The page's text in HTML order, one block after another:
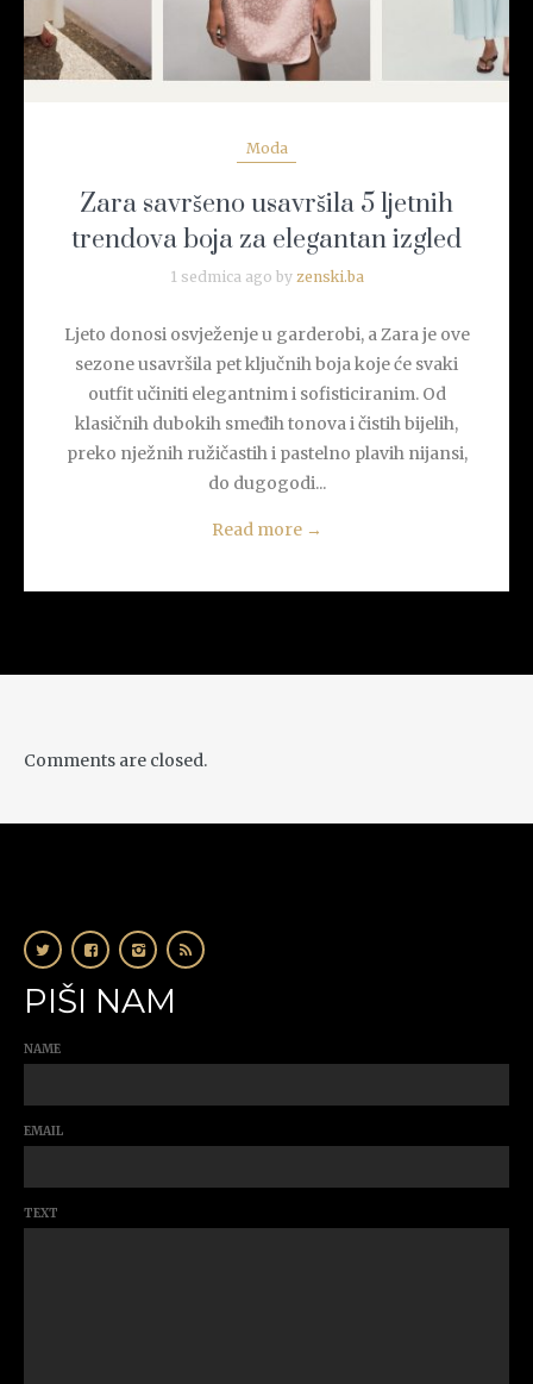
Moda
Zara savršeno usavršila 5 ljetnih
trendova boja za elegantan izgled
1 sedmica ago by zenski.ba
Ljeto donosi osvježenje u garderobi, a Zara je ove
sezone usavršila pet ključnih boja koje će svaki
outfit učiniti elegantnim i sofisticiranim. Od
klasičnih dubokih smeđih tonova i čistih bijelih,
preko nježnih ružičastih i pastelno plavih nijansi,
do dugogodi...
Read more →
Comments are closed.
PIŠI NAM
NAME
EMAIL
TEXT